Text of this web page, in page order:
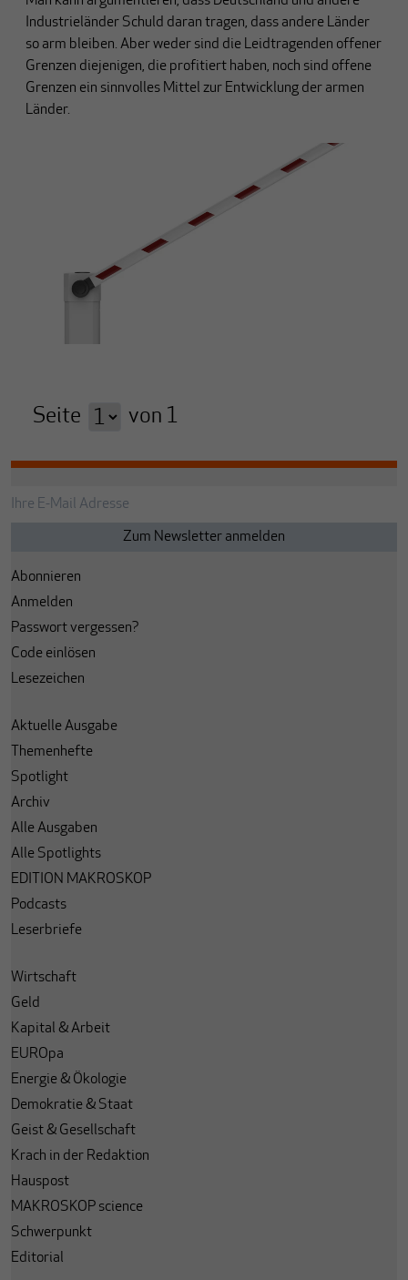
Industrieländer Schuld daran tragen, dass andere Länder
so arm bleiben. Aber weder sind die Leidtragenden offener
Grenzen diejenigen, die profitiert haben, noch sind offene
Grenzen ein sinnvolles Mittel zur Entwicklung der armen
Länder.
Seite von 1
Abonnieren
Anmelden
Passwort vergessen?
Code einlösen
Lesezeichen
Aktuelle Ausgabe
Themenhefte
Spotlight
Archiv
Alle Ausgaben
Alle Spotlights
EDITION MAKROSKOP
Podcasts
Leserbriefe
Wirtschaft
Geld
Kapital & Arbeit
EUROpa
Energie & Ökologie
Demokratie & Staat
Geist & Gesellschaft
Krach in der Redaktion
Hauspost
MAKROSKOP science
Schwerpunkt
Editorial